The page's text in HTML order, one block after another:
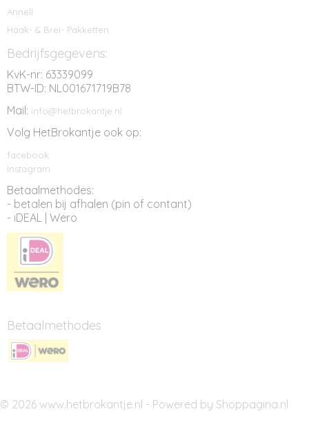
Annell
Haak- & Brei- Pakketten
Bedrijfsgegevens:
KvK-nr: 63339099
BTW-ID: NL001671719B78
Mail: info@hetbrokantje.nl
Volg HetBrokantje ook op:
facebook
Instagram
Betaalmethodes:
- betalen bij afhalen (pin of contant)
- iDEAL | Wero
Betaalmethodes
© 2026 www.hetbrokantje.nl - Powered by Shoppagina.nl